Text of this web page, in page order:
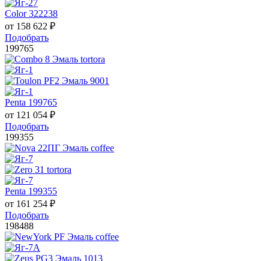
Color 322238
от 158 622 ₽
Подобрать
199765
Penta 199765
от 121 054 ₽
Подобрать
199355
Penta 199355
от 161 254 ₽
Подобрать
198488